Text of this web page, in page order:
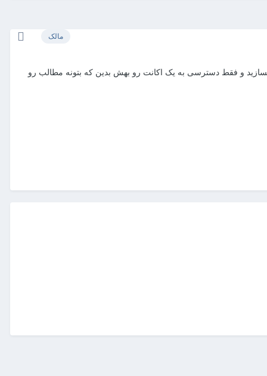
مالک
و فقط دسترسی به یک اکانت رو بهش بدین که بتونه مطالب رو